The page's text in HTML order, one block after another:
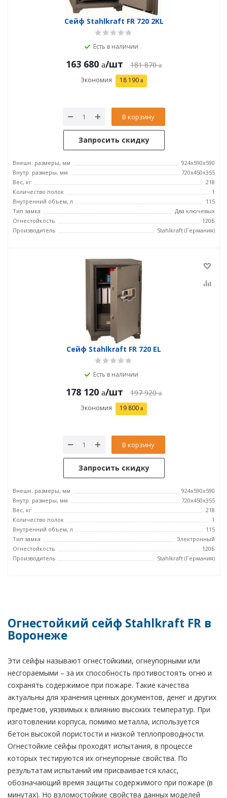
Сейф Stahlkraft FR 720 2KL
Есть в наличии
163 680 /шт 181 870
Экономия 18 190
В корзину
Запросить скидку
Внешн. размеры, мм
924x590x590
Внутр. размеры, мм
720x450x355
Вес, кг
218
Количество полок
1
Внутренний объем, л
115
Тип замка
Два ключевых
Огнестойкость
120Б
Производитель
Stahlkraft (Германия)
Сейф Stahlkraft FR 720 EL
Есть в наличии
178 120 /шт 197 920
Экономия 19 800
В корзину
Запросить скидку
Внешн. размеры, мм
924x590x590
Внутр. размеры, мм
720x450x355
Вес, кг
218
Количество полок
1
Внутренний объем, л
115
Тип замка
Электронный
Огнестойкость
120Б
Производитель
Stahlkraft (Германия)
Огнестойкий сейф Stahlkraft FR в
Воронеже
Эти сейфы называют огнестойкими, огнеупорными или
несгораемыми – за их способность противостоять огню и
сохранять содержимое при пожаре. Такие качества
актуальны для хранения ценных документов, денег и других
предметов, уязвимых к влиянию высоких температур. При
изготовлении корпуса, помимо металла, используется
бетон высокой пористости и низкой теплопроводности.
Огнестойкие сейфы проходят испытания, в процессе
которых тестируются их огнеупорные свойства. По
результатам испытаний им присваивается класс,
обозначающий время защиты содержимого при пожаре (в
минутах). Но взломостойкие свойства данных моделей